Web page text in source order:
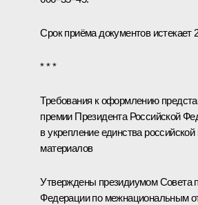
Срок приёма документов истекает
* * *
Требования к оформлению
премии Президента Российской
в укрепление единства
материалов
Утверждены президиумом Совета
Федерации по межнациональным